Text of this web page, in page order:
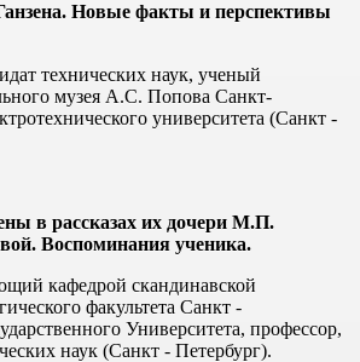
Новые факты и перспективы
технических наук, ученый
музея А.С. Попова Санкт-
университета (Санкт -
в рассказах их дочери М.П.
Воспоминания ученика.
кафедрой скандинавской
факультета Санкт -
Университета, профессор,
наук (Санкт - Петербург).